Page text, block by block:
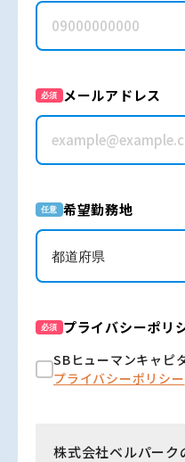
必須 メールアドレス
任意 希望勤務地
必須 プライバシーポリ
SBヒューマンキャピ
プライバシーポリシー
株式会社ベルパーク